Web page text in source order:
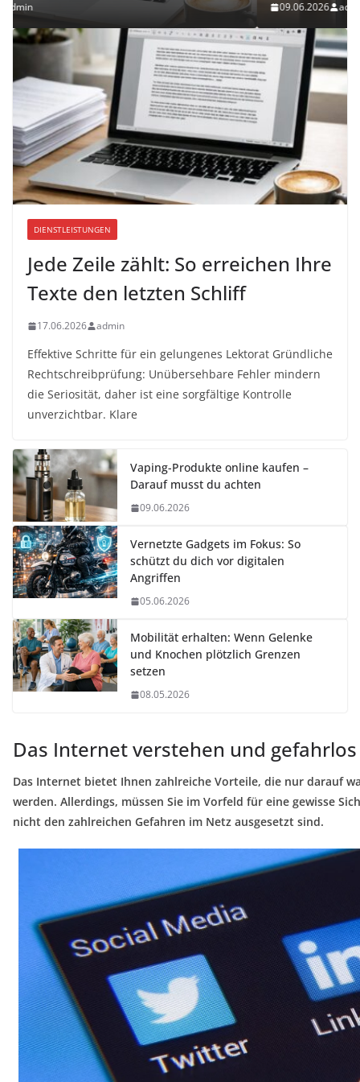
DIENSTLEISTUNGEN
Jede Zeile zählt: So erreichen Ihre
Texte den letzten Schliff
17.06.2026 admin
Effektive Schritte für ein gelungenes Lektorat Gründliche
Rechtschreibprüfung: Unübersehbare Fehler mindern
die Seriosität, daher ist eine sorgfältige Kontrolle
unverzichtbar. Klare
Vaping-Produkte online kaufen –
Darauf musst du achten
09.06.2026
Vernetzte Gadgets im Fokus: So
schützt du dich vor digitalen
Angriffen
05.06.2026
Mobilität erhalten: Wenn Gelenke
und Knochen plötzlich Grenzen
setzen
08.05.2026
Das Internet verstehen und
Das Internet bietet Ihnen zahlreiche Vorteile, die nur darauf
werden. Allerdings, müssen Sie im Vorfeld für eine gewisse
nicht den zahlreichen Gefahren im Netz ausgesetzt sind.